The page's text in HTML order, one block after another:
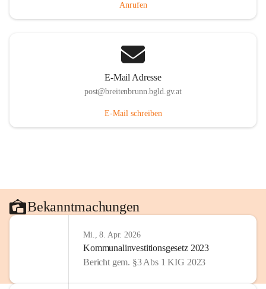
Anrufen
E-Mail Adresse
post@breitenbrunn.bgld.gv.at
E-Mail schreiben
Bekanntmachungen
Mi., 8. Apr. 2026
Kommunalinvestitionsgesetz 2023
Bericht gem. §3 Abs 1 KIG 2023